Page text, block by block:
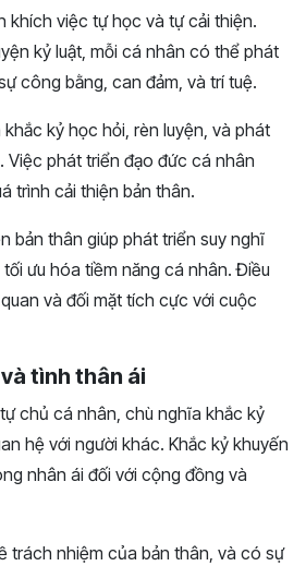
khích việc tự học và tự cải thiện.
kỷ luật, mỗi cá nhân có thể phát
công bằng, can đảm, và trí tuệ.
kỷ học hỏi, rèn luyện, và phát
Việc phát triển đạo đức cá nhân
trình cải thiện bản thân.
bản thân giúp phát triển suy nghĩ
ưu hóa tiềm năng cá nhân. Điều
và đối mặt tích cực với cuộc
tình thân ái
chủ cá nhân, chù nghĩa khắc kỷ
hệ với người khác. Khắc kỷ khuyến
nhân ái đối với cộng đồng và
trách nhiệm của bản thân, và có sự